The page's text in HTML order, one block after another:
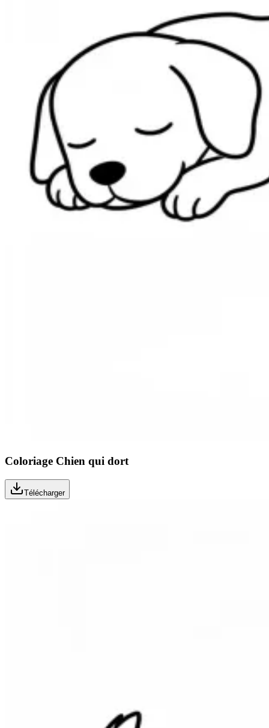
Coloriage Chien qui dort
Télécharger